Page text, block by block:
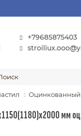
+79685875403
Оцинкованный
мм